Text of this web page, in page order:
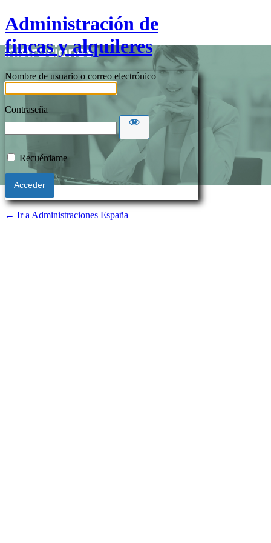
Administración de
fincas y alquileres
Nombre de usuario o correo electrónico
Contraseña
Recuérdame
← Ir a Administraciones España